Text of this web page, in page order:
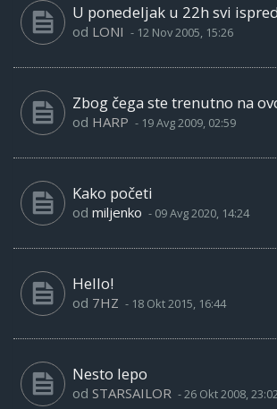
U ponedeljak u 22h svi
od LONI - 12 Nov 2005, 15:26
Zbog čega ste trenutno na
od HARP - 19 Avg 2009, 02:59
Kako početi
od miljenko - 09 Avg 2020, 14:24
Hello!
od 7HZ - 18 Okt 2015, 16:44
Nesto lepo
od STARSAILOR -26 Okt 2008,